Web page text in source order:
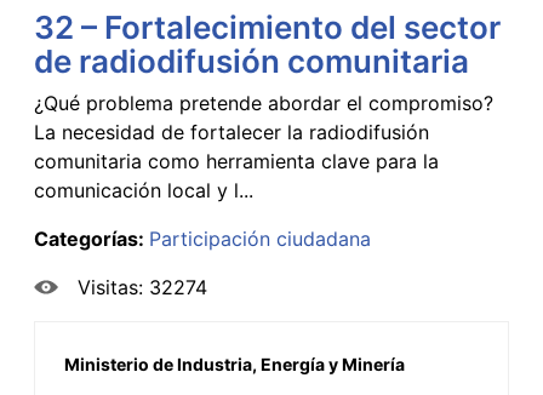
32 – Fortalecimiento del sector
de radiodifusión comunitaria
¿Qué problema pretende abordar el compromiso?
La necesidad de fortalecer la radiodifusión
comunitaria como herramienta clave para la
comunicación local y l...
Categorías: Participación ciudadana
Visitas: 32274
Ministerio de Industria, Energía y Minería